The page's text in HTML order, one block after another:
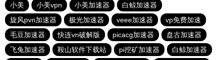
小美
小美vpn 小美加速器
白鲸加速器
旋风pvn加速器
极光加速器 veee加速器
vp免费加速
毛豆加速器
快连vn破解版 picacg加速器
盘古加速器
飞兔加速器
鞍山软件下载站 pi挖矿加速器
白鲸加速器